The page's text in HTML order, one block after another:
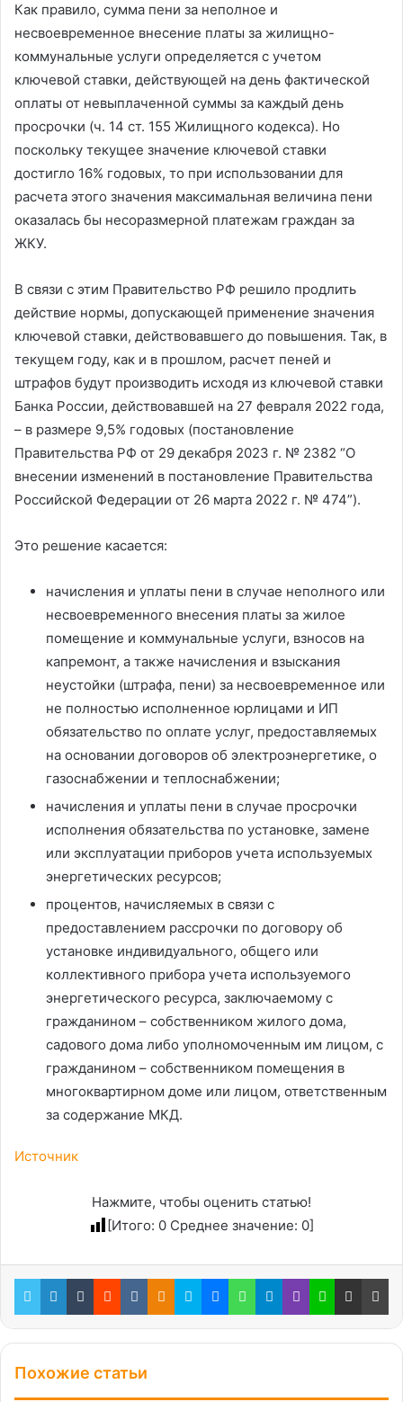
Как правило, сумма пени за неполное и
несвоевременное внесение платы за жилищно-
коммунальные услуги определяется с учетом
ключевой ставки, действующей на день фактической
оплаты от невыплаченной суммы за каждый день
просрочки (ч. 14 ст. 155 Жилищного кодекса). Но
поскольку текущее значение ключевой ставки
достигло 16% годовых, то при использовании для
расчета этого значения максимальная величина пени
оказалась бы несоразмерной платежам граждан за
ЖКУ.
В связи с этим Правительство РФ решило продлить
действие нормы, допускающей применение значения
ключевой ставки, действовавшего до повышения. Так, в
текущем году, как и в прошлом, расчет пеней и
штрафов будут производить исходя из ключевой ставки
Банка России, действовавшей на 27 февраля 2022 года,
– в размере 9,5% годовых (постановление
Правительства РФ от 29 декабря 2023 г. № 2382 “О
внесении изменений в постановление Правительства
Российской Федерации от 26 марта 2022 г. № 474”).
Это решение касается:
начисления и уплаты пени в случае неполного или
несвоевременного внесения платы за жилое
помещение и коммунальные услуги, взносов на
капремонт, а также начисления и взыскания
неустойки (штрафа, пени) за несвоевременное или
не полностью исполненное юрлицами и ИП
обязательство по оплате услуг, предоставляемых
на основании договоров об электроэнергетике, о
газоснабжении и теплоснабжении;
начисления и уплаты пени в случае просрочки
исполнения обязательства по установке, замене
или эксплуатации приборов учета используемых
энергетических ресурсов;
процентов, начисляемых в связи с
предоставлением рассрочки по договору об
установке индивидуального, общего или
коллективного прибора учета используемого
энергетического ресурса, заключаемому с
гражданином – собственником жилого дома,
садового дома либо уполномоченным им лицом, с
гражданином – собственником помещения в
многоквартирном доме или лицом, ответственным
за содержание МКД.
Источник
Нажмите, чтобы оценить статью!
[Итого: 0 Среднее значение: 0]
TwitterLinkedInTumblrRedditВконтакте
Одноклассники
SkypeMessenger
WhatsApp
Telegram
ViberLine Поделиться через электронную почту
Похожие статьи